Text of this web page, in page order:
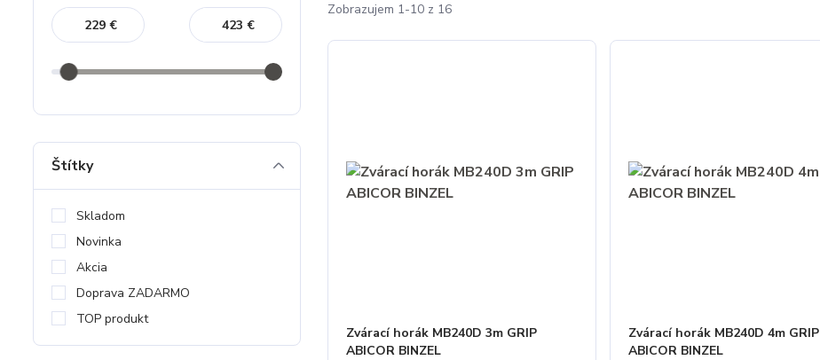
Zobrazujem 1-10 z 16
Zvárací horák MB240D 3m GRIP
ABICOR BINZEL
Zvárací horák MB240D 4m GRIP
ABICOR BINZEL
€ €
Štítky
Skladom
Novinka
Akcia
Doprava ZADARMO
TOP produkt